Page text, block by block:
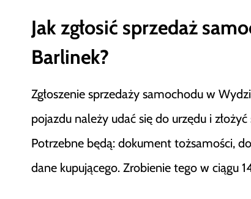
Jak zgłosić sprzedaż
Barlinek?
Zgłoszenie sprzedaży samochodu w
pojazdu należy udać się do urzędu i
Potrzebne będą: dokument tożsamości,
dane kupującego. Zrobienie tego w ciągu